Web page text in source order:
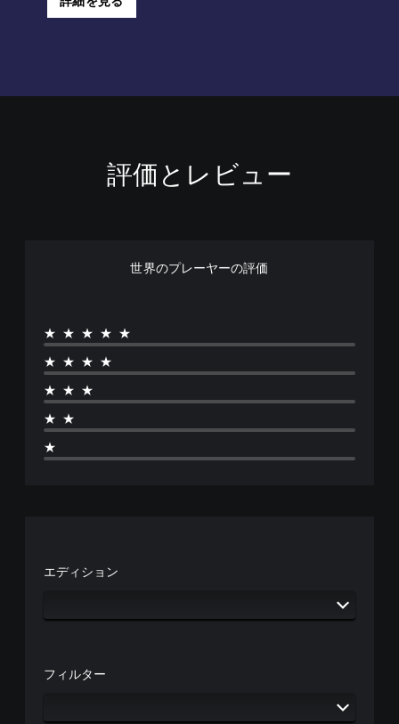
評価とレビュー
世界のプレーヤーの評価
★★★★★
★★★★
★★★
★★
★
エディション
フィルター